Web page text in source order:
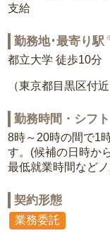
支給
勤務地･最寄り駅
都立大学 徒歩10分
（東京都目黒区付近
勤務時間・シフト
8時～20時の間で1
す。(候補の日時か
最低就業時間など
契約形態
業務委託